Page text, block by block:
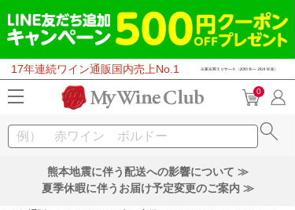
17年連続ワイン通販国内売上No.1
0
熊本地震に伴う配送への影響について ≫
夏季休暇に伴うお届け予定変更のご案内 ≫